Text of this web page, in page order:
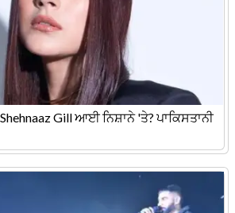
Gill ਆਈ ਨਿਸ਼ਾਨੇ 'ਤੇ? ਪਾਕਿਸਤਾਨੀ